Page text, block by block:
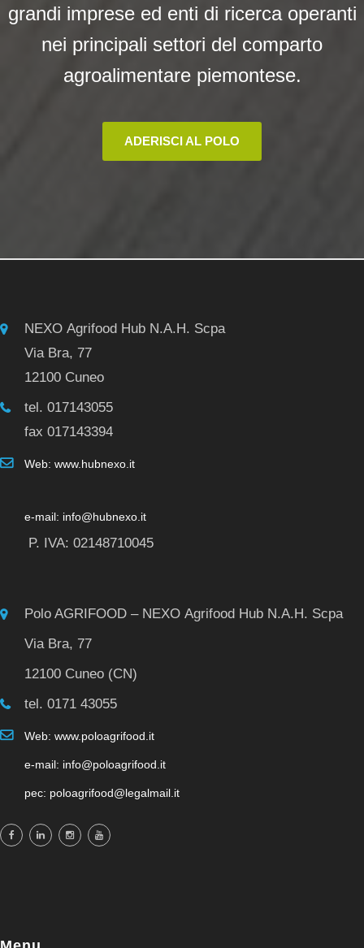
grandi imprese ed enti di ricerca operanti
nei principali settori del comparto
agroalimentare piemontese.
ADERISCI AL POLO
NEXO Agrifood Hub N.A.H. Scpa
Via Bra, 77
12100 Cuneo
tel. 017143055
fax 017143394
Web: www.hubnexo.it
e-mail: info@hubnexo.it
P. IVA: 02148710045
Polo AGRIFOOD – NEXO Agrifood Hub N.A.H. Scpa
Via Bra, 77
12100 Cuneo (CN)
tel. 0171 43055
Web: www.poloagrifood.it
e-mail: info@poloagrifood.it
pec: poloagrifood@legalmail.it